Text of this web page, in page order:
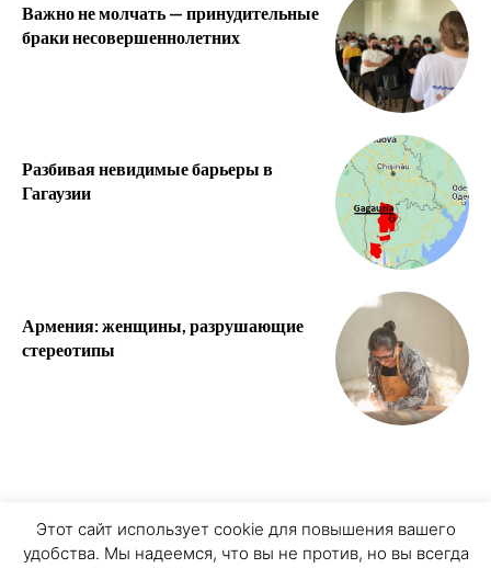
Важно не молчать — принудительные
браки несовершеннолетних
Разбивая невидимые барьеры в
Гагаузии
Армения: женщины, разрушающие
стереотипы
Этот сайт использует cookie для повышения вашего
удобства. Мы надеемся, что вы не против, но вы всегда